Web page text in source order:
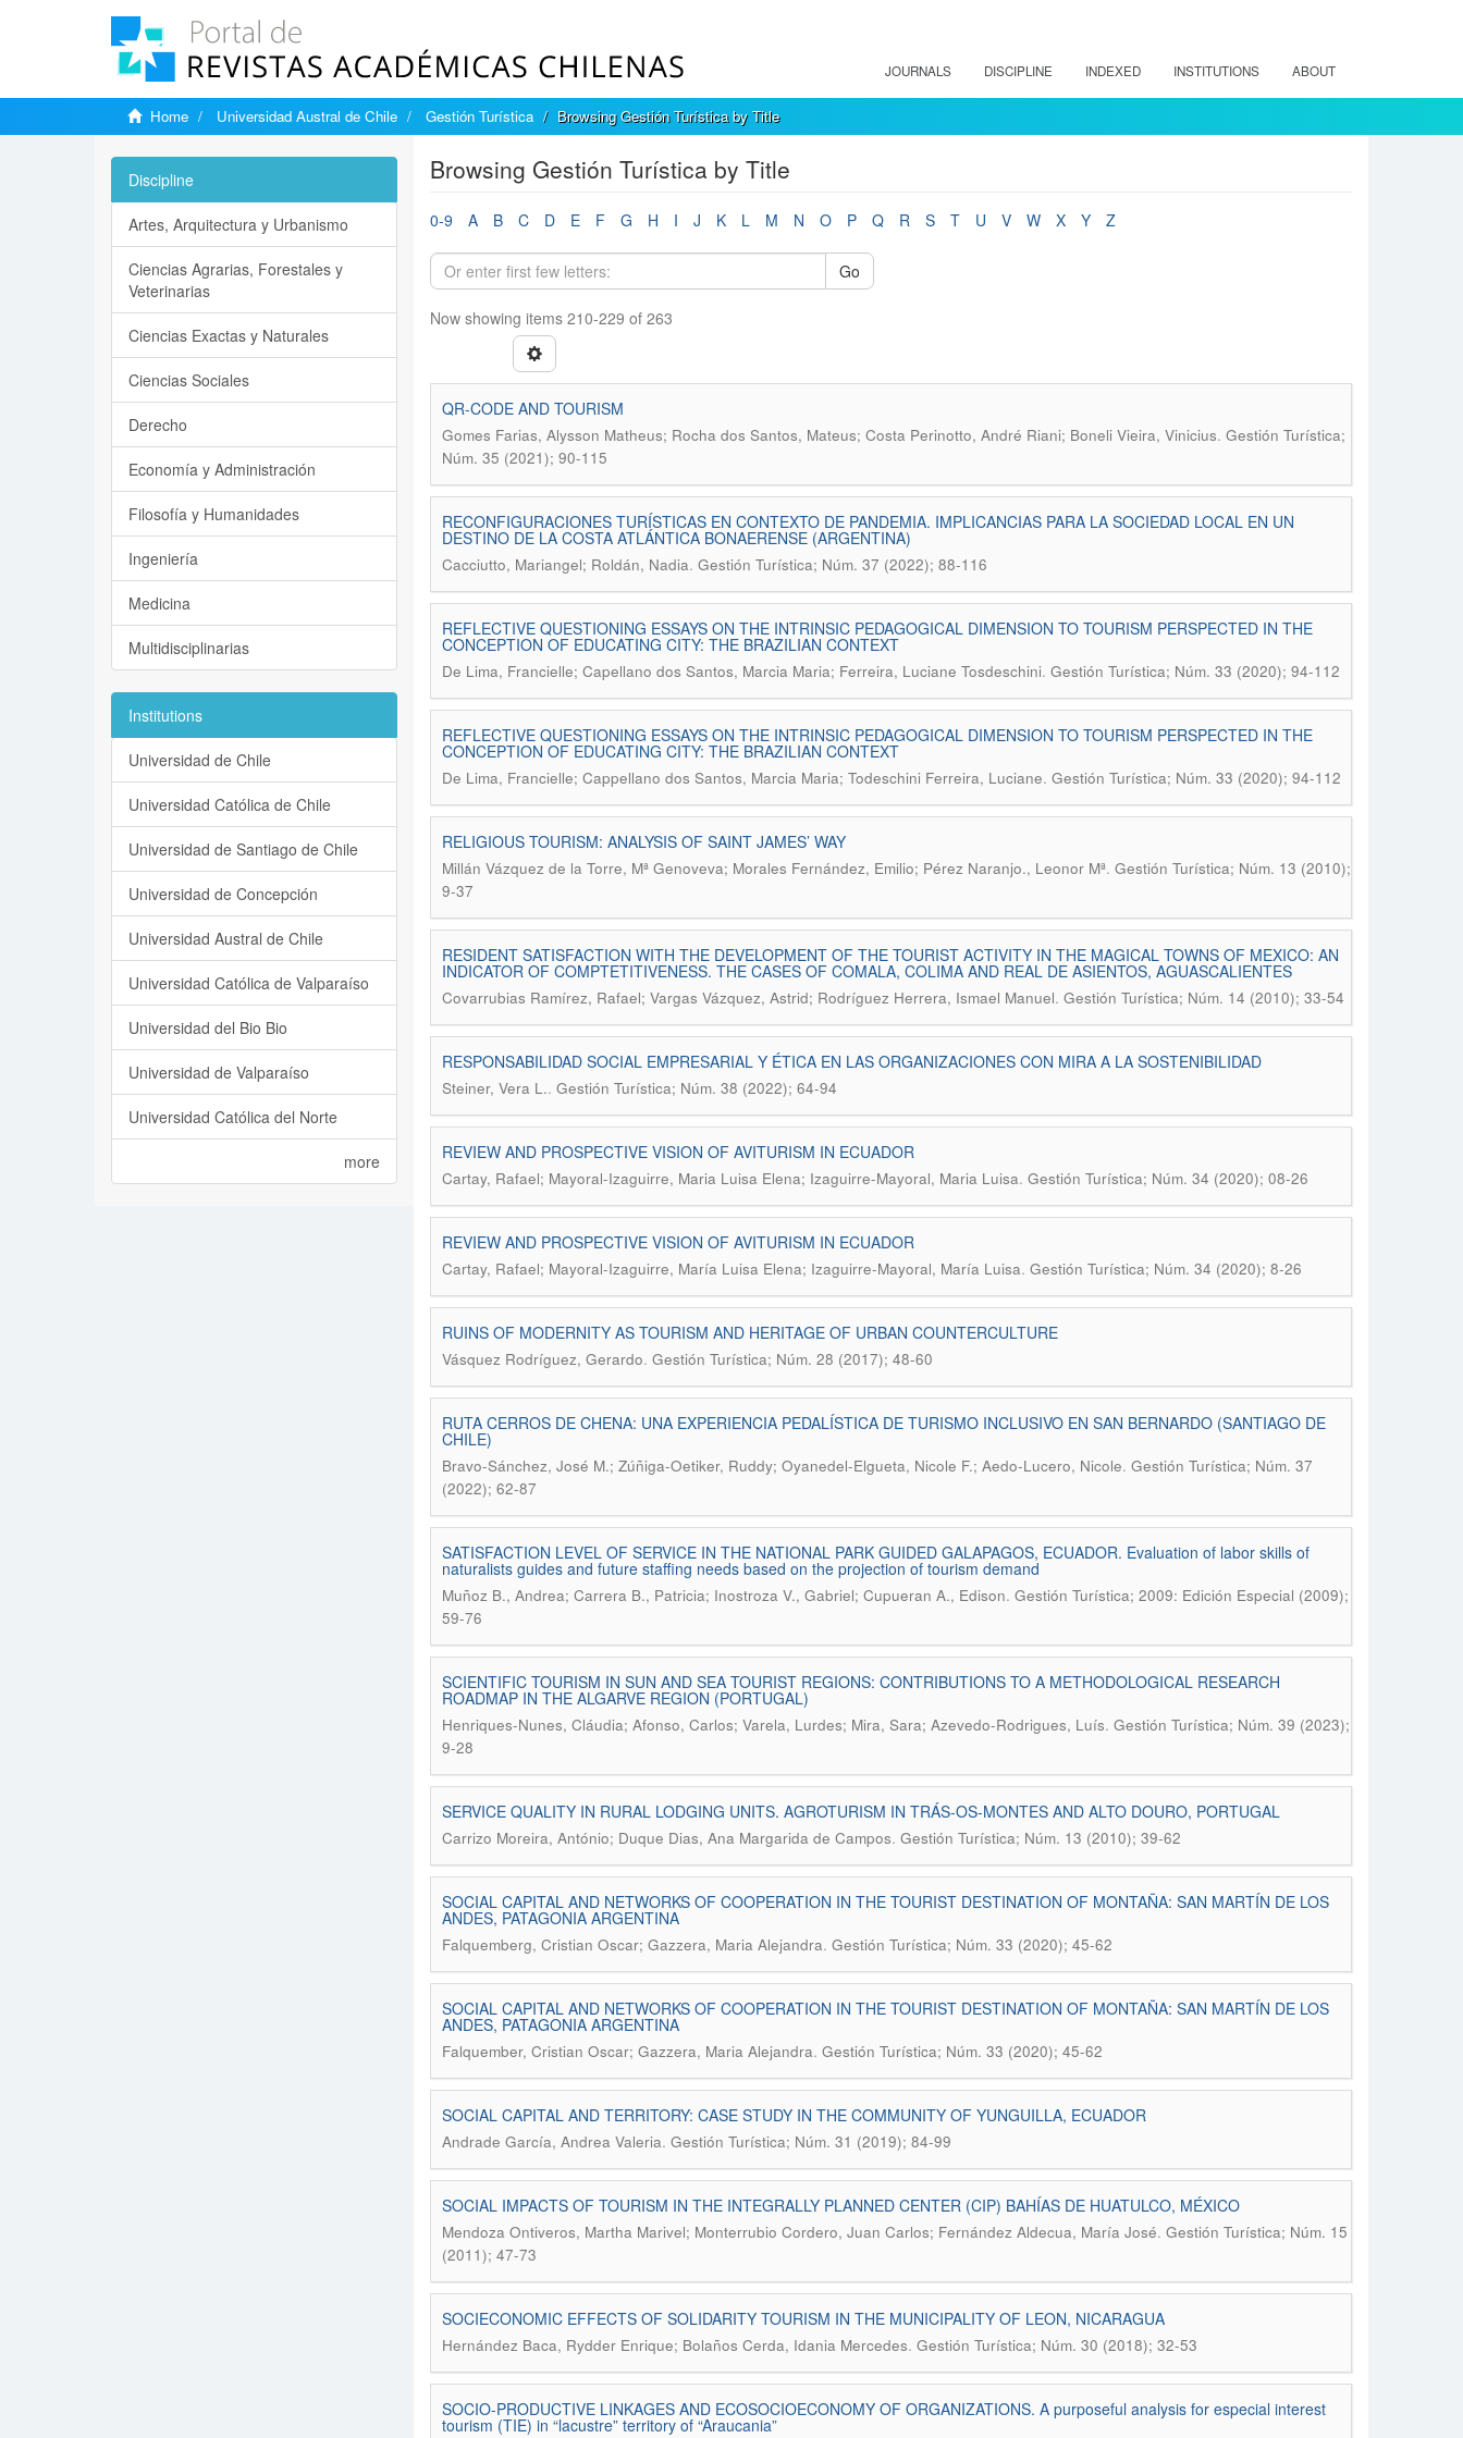
JOURNALS DISCIPLINE INDEXED INSTITUTIONS ABOUT
Home Universidad Austral de Chile Gestión Turística Browsing Gestión Turística by Title
Browsing Gestión Turística by Title
0-9 A B C D E F G H I J K L M N O P Q R S T U V W X Y Z
Go
Now showing items 210-229 of 263
QR-CODE AND TOURISM
Gomes Farias, Alysson Matheus; Rocha dos Santos, Mateus; Costa Perinotto, André Riani; Boneli Vieira, Vinicius. Gestión Turística;
Núm. 35 (2021); 90-115
RECONFIGURACIONES TURÍSTICAS EN CONTEXTO DE PANDEMIA. IMPLICANCIAS PARA LA SOCIEDAD LOCAL EN UN
DESTINO DE LA COSTA ATLÁNTICA BONAERENSE (ARGENTINA)
Cacciutto, Mariangel; Roldán, Nadia. Gestión Turística; Núm. 37 (2022); 88-116
REFLECTIVE QUESTIONING ESSAYS ON THE INTRINSIC PEDAGOGICAL DIMENSION TO TOURISM PERSPECTED IN THE
CONCEPTION OF EDUCATING CITY: THE BRAZILIAN CONTEXT
De Lima, Francielle; Capellano dos Santos, Marcia Maria; Ferreira, Luciane Tosdeschini. Gestión Turística; Núm. 33 (2020); 94-112
REFLECTIVE QUESTIONING ESSAYS ON THE INTRINSIC PEDAGOGICAL DIMENSION TO TOURISM PERSPECTED IN THE
CONCEPTION OF EDUCATING CITY: THE BRAZILIAN CONTEXT
De Lima, Francielle; Cappellano dos Santos, Marcia Maria; Todeschini Ferreira, Luciane. Gestión Turística; Núm. 33 (2020); 94-112
RELIGIOUS TOURISM: ANALYSIS OF SAINT JAMES’ WAY
Millán Vázquez de la Torre, Mª Genoveva; Morales Fernández, Emilio; Pérez Naranjo., Leonor Mª. Gestión Turística; Núm. 13 (2010);
9-37
RESIDENT SATISFACTION WITH THE DEVELOPMENT OF THE TOURIST ACTIVITY IN THE MAGICAL TOWNS OF MEXICO: AN
INDICATOR OF COMPTETITIVENESS. THE CASES OF COMALA, COLIMA AND REAL DE ASIENTOS, AGUASCALIENTES
Covarrubias Ramírez, Rafael; Vargas Vázquez, Astrid; Rodríguez Herrera, Ismael Manuel. Gestión Turística; Núm. 14 (2010); 33-54
RESPONSABILIDAD SOCIAL EMPRESARIAL Y ÉTICA EN LAS ORGANIZACIONES CON MIRA A LA SOSTENIBILIDAD
Steiner, Vera L.. Gestión Turística; Núm. 38 (2022); 64-94
REVIEW AND PROSPECTIVE VISION OF AVITURISM IN ECUADOR
Cartay, Rafael; Mayoral-Izaguirre, Maria Luisa Elena; Izaguirre-Mayoral, Maria Luisa. Gestión Turística; Núm. 34 (2020); 08-26
REVIEW AND PROSPECTIVE VISION OF AVITURISM IN ECUADOR
Cartay, Rafael; Mayoral-Izaguirre, María Luisa Elena; Izaguirre-Mayoral, María Luisa. Gestión Turística; Núm. 34 (2020); 8-26
RUINS OF MODERNITY AS TOURISM AND HERITAGE OF URBAN COUNTERCULTURE
Vásquez Rodríguez, Gerardo. Gestión Turística; Núm. 28 (2017); 48-60
RUTA CERROS DE CHENA: UNA EXPERIENCIA PEDALÍSTICA DE TURISMO INCLUSIVO EN SAN BERNARDO (SANTIAGO DE
CHILE)
Bravo-Sánchez, José M.; Zúñiga-Oetiker, Ruddy; Oyanedel-Elgueta, Nicole F.; Aedo-Lucero, Nicole. Gestión Turística; Núm. 37
(2022); 62-87
SATISFACTION LEVEL OF SERVICE IN THE NATIONAL PARK GUIDED GALAPAGOS, ECUADOR. Evaluation of labor skills of
naturalists guides and future staffing needs based on the projection of tourism demand
Muñoz B., Andrea; Carrera B., Patricia; Inostroza V., Gabriel; Cupueran A., Edison. Gestión Turística; 2009: Edición Especial (2009);
59-76
SCIENTIFIC TOURISM IN SUN AND SEA TOURIST REGIONS: CONTRIBUTIONS TO A METHODOLOGICAL RESEARCH
ROADMAP IN THE ALGARVE REGION (PORTUGAL)
Henriques-Nunes, Cláudia; Afonso, Carlos; Varela, Lurdes; Mira, Sara; Azevedo-Rodrigues, Luís. Gestión Turística; Núm. 39 (2023);
9-28
SERVICE QUALITY IN RURAL LODGING UNITS. AGROTURISM IN TRÁS-OS-MONTES AND ALTO DOURO, PORTUGAL
Carrizo Moreira, António; Duque Dias, Ana Margarida de Campos. Gestión Turística; Núm. 13 (2010); 39-62
SOCIAL CAPITAL AND NETWORKS OF COOPERATION IN THE TOURIST DESTINATION OF MONTAÑA: SAN MARTÍN DE LOS
ANDES, PATAGONIA ARGENTINA
Falquemberg, Cristian Oscar; Gazzera, Maria Alejandra. Gestión Turística; Núm. 33 (2020); 45-62
SOCIAL CAPITAL AND NETWORKS OF COOPERATION IN THE TOURIST DESTINATION OF MONTAÑA: SAN MARTÍN DE LOS
ANDES, PATAGONIA ARGENTINA
Falquember, Cristian Oscar; Gazzera, Maria Alejandra. Gestión Turística; Núm. 33 (2020); 45-62
SOCIAL CAPITAL AND TERRITORY: CASE STUDY IN THE COMMUNITY OF YUNGUILLA, ECUADOR
Andrade García, Andrea Valeria. Gestión Turística; Núm. 31 (2019); 84-99
SOCIAL IMPACTS OF TOURISM IN THE INTEGRALLY PLANNED CENTER (CIP) BAHÍAS DE HUATULCO, MÉXICO
Mendoza Ontiveros, Martha Marivel; Monterrubio Cordero, Juan Carlos; Fernández Aldecua, María José. Gestión Turística; Núm. 15
(2011); 47-73
SOCIECONOMIC EFFECTS OF SOLIDARITY TOURISM IN THE MUNICIPALITY OF LEON, NICARAGUA
Hernández Baca, Rydder Enrique; Bolaños Cerda, Idania Mercedes. Gestión Turística; Núm. 30 (2018); 32-53
SOCIO-PRODUCTIVE LINKAGES AND ECOSOCIOECONOMY OF ORGANIZATIONS. A purposeful analysis for especial interest
tourism (TIE) in “lacustre” territory of “Araucania”
Discipline
Artes, Arquitectura y Urbanismo
Ciencias Agrarias, Forestales y
Veterinarias
Ciencias Exactas y Naturales
Ciencias Sociales
Derecho
Economía y Administración
Filosofía y Humanidades
Ingeniería
Medicina
Multidisciplinarias
Institutions
Universidad de Chile
Universidad Católica de Chile
Universidad de Santiago de Chile
Universidad de Concepción
Universidad Austral de Chile
Universidad Católica de Valparaíso
Universidad del Bio Bio
Universidad de Valparaíso
Universidad Católica del Norte
more